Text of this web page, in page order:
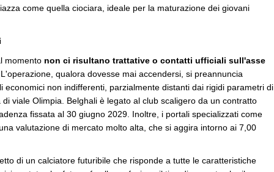
come quella ciociara, ideale per la maturazione dei giovani
momento non ci risultano trattative o contatti ufficiali sull'asse
. L'operazione, qualora dovesse mai accendersi, si preannuncia
economici non indifferenti, parzialmente distanti dai rigidi parametri di
viale Olimpia. Belghali è legato al club scaligero da un contratto
fissata al 30 giugno 2029. Inoltre, i portali specializzati come
valutazione di mercato molto alta, che si aggira intorno ai 7,00
di un calciatore futuribile che risponde a tutte le caratteristiche